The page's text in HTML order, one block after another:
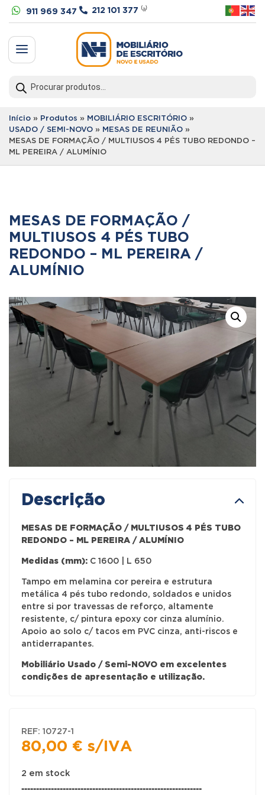
 911 969 347  212 101 377 ⁽ᵃ⁾
a
search
Início » Produtos » MOBILIÁRIO ESCRITÓRIO »
USADO / SEMI-NOVO » MESAS DE REUNIÃO »
MESAS DE FORMAÇÃO / MULTIUSOS 4 PÉS TUBO REDONDO –
ML PEREIRA / ALUMÍNIO
MESAS DE FORMAÇÃO /
MULTIUSOS 4 PÉS TUBO
REDONDO – ML PEREIRA /
ALUMÍNIO
Descrição
MESAS DE FORMAÇÃO / MULTIUSOS 4 PÉS TUBO
REDONDO – ML PEREIRA / ALUMÍNIO
Medidas (mm): C 1600 | L 650
Tampo em melamina cor pereira e estrutura
metálica 4 pés tubo redondo, soldados e unidos
entre si por travessas de reforço, altamente
resistente, c/ pintura epoxy cor cinza alumínio.
Apoio ao solo c/ tacos em PVC cinza, anti-riscos e
antiderrapantes.
Mobiliário Usado / Semi-NOVO em excelentes
condições de apresentação e utilização.
REF: 10727-1
80,00 € s/IVA
2 em stock
-------------------------------------------------------------